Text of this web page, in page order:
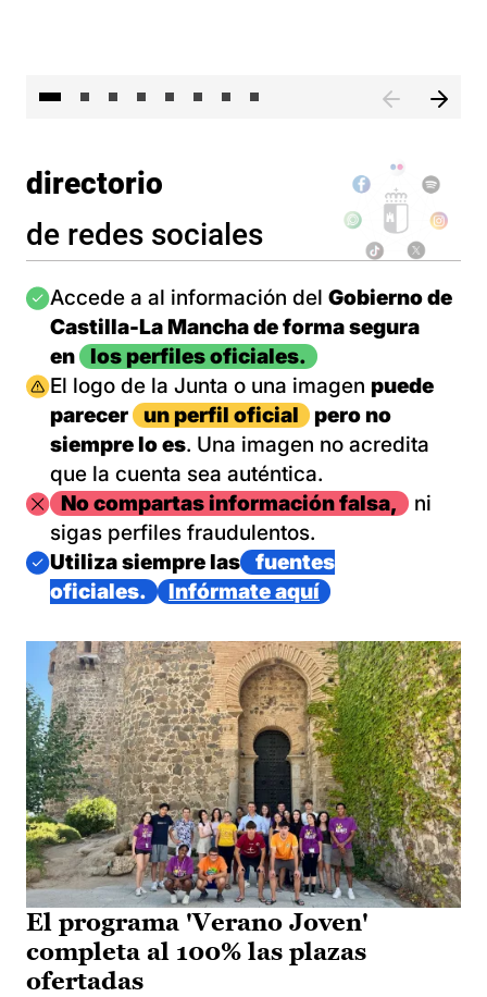
directorio
de redes sociales
Imagen
Accede a al información del Gobierno de
Castilla-La Mancha de forma segura
en
los perfiles oficiales.
Imagen
El logo de la Junta o una imagen puede
parecer
un perfil oficial
pero no
siempre lo es. Una imagen no acredita
que la cuenta sea auténtica.
ImagenNo compartas información falsa,
ni
sigas perfiles fraudulentos.
Imagen
Utiliza siempre las
fuentes
oficiales.
Infórmate aquí
El programa 'Verano Joven'
completa al 100% las plazas
ofertadas